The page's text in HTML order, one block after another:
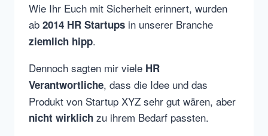
Wie Ihr Euch mit Sicherheit erinnert, wurden
ab 2014 HR Startups in unserer Branche
ziemlich hipp.
Dennoch sagten mir viele HR
Verantwortliche, dass die Idee und das
Produkt von Startup XYZ sehr gut wären, aber
nicht wirklich zu ihrem Bedarf passten.